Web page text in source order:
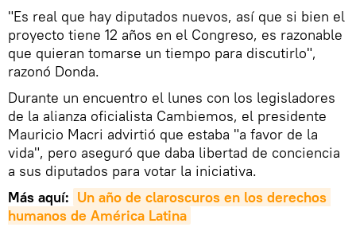
"Es real que hay diputados nuevos, así que si bien el
proyecto tiene 12 años en el Congreso, es razonable
que quieran tomarse un tiempo para discutirlo",
razonó Donda.
Durante un encuentro el lunes con los legisladores
de la alianza oficialista Cambiemos, el presidente
Mauricio Macri advirtió que estaba "a favor de la
vida", pero aseguró que daba libertad de conciencia
a sus diputados para votar la iniciativa.
Más aquí: Un año de claroscuros en los derechos
humanos de América Latina